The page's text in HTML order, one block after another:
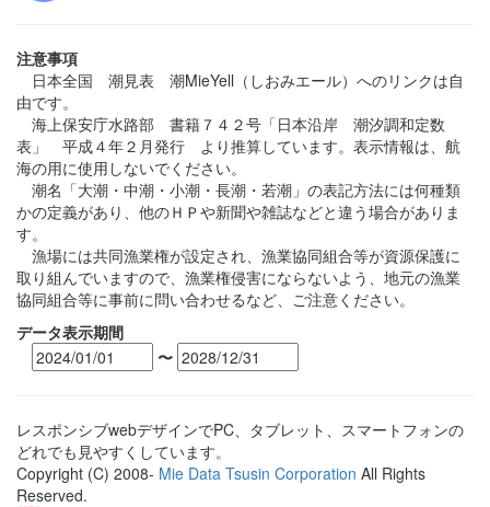
注意事項
日本全国 潮見表 潮MieYell（しおみエール）へのリンクは自
由です。
海上保安庁水路部 書籍７４２号「日本沿岸 潮汐調和定数
表」 平成４年２月発行 より推算しています。表示情報は、航
海の用に使用しないでください。
潮名「大潮・中潮・小潮・長潮・若潮」の表記方法には何種類
かの定義があり、他のＨＰや新聞や雑誌などと違う場合がありま
す。
漁場には共同漁業権が設定され、漁業協同組合等が資源保護に
取り組んでいますので、漁業権侵害にならないよう、地元の漁業
協同組合等に事前に問い合わせるなど、ご注意ください。
データ表示期間
〜
レスポンシブwebデザインでPC、タブレット、スマートフォンの
どれでも見やすくしています。
Copyright (C) 2008- Mie Data Tsusin Corporation All Rights
Reserved.